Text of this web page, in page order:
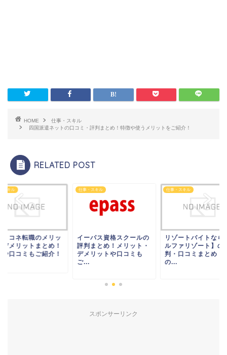
HOME
仕事・スキル
四国派遣ネットの口コミ・評判まとめ！特徴や使うメリットをご紹介！
RELATED POST
スキル
リコネ転職のメリッ
デメリットまとめ！
や口コミもご紹介！
仕事・スキル
イーパス資格スクールの
評判まとめ！メリット・
デメリットや口コミも
ご...
仕事・スキル
リゾートバイトなら
ルファリゾート】の
判・口コミまとめ！
の...
スポンサーリンク